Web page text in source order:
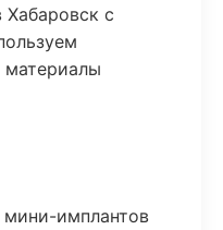
Хабаровск с
материалы
мини-имплантов